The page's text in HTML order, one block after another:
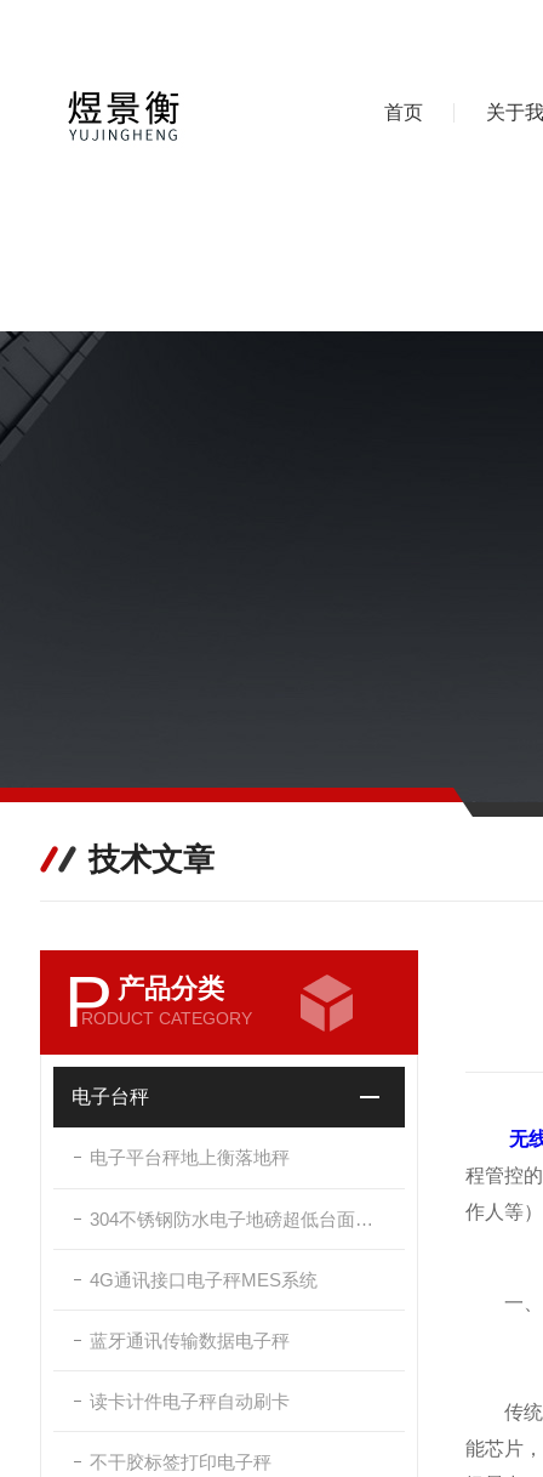
首页 关于
技术文章
P 产品分类
RODUCT CATEGORY
电子台秤
电子平台秤地上衡落地秤
304不锈钢防水电子地磅超低台面带斜坡
4G通讯接口电子秤MES系统
蓝牙通讯传输数据电子秤
读卡计件电子秤自动刷卡
不干胶标签打印电子秤
无
程管控
作人等
一、
传统质
能芯片